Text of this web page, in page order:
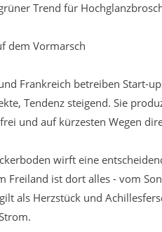
Trend für
dem Vormarsch
Frankreich betreiben Start-
Tendenz steigend. Sie
und auf kürzesten Wegen
wirft eine
ist dort alles - vom
als Herzstück und